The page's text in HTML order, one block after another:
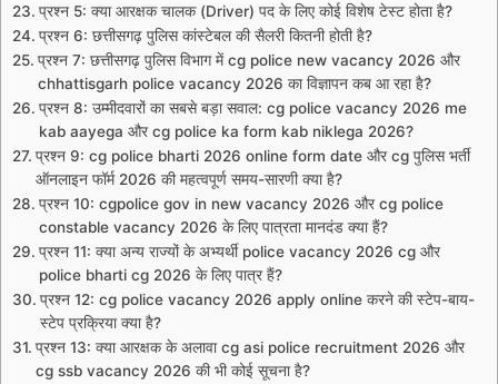
प्रश्न 5: क्या आरक्षक चालक (Driver) पद के लिए कोई विशेष टेस्ट होता है?
प्रश्न 6: छत्तीसगढ़ पुलिस कांस्टेबल की सैलरी कितनी होती है?
प्रश्न 7: छत्तीसगढ़ पुलिस विभाग में cg police new vacancy 2026 और
chhattisgarh police vacancy 2026 का विज्ञापन कब आ रहा है?
प्रश्न 8: उम्मीदवारों का सबसे बड़ा सवाल: cg police vacancy 2026 me
kab aayega और cg police ka form kab niklega 2026?
प्रश्न 9: cg police bharti 2026 online form date और cg पुलिस भर्ती
ऑनलाइन फॉर्म 2026 की महत्वपूर्ण समय-सारणी क्या है?
प्रश्न 10: cgpolice gov in new vacancy 2026 और cg police
constable vacancy 2026 के लिए पात्रता मानदंड क्या हैं?
प्रश्न 11: क्या अन्य राज्यों के अभ्यर्थी police vacancy 2026 cg और
police bharti cg 2026 के लिए पात्र हैं?
प्रश्न 12: cg police vacancy 2026 apply online करने की स्टेप-बाय-
स्टेप प्रक्रिया क्या है?
प्रश्न 13: क्या आरक्षक के अलावा cg asi police recruitment 2026 और
cg ssb vacancy 2026 की भी कोई सूचना है?